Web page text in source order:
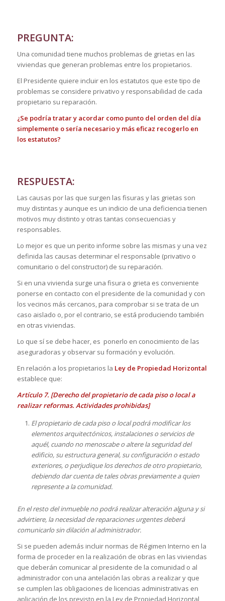
PREGUNTA:
Una comunidad tiene muchos problemas de grietas en las
viviendas que generan problemas entre los propietarios.
El Presidente quiere incluir en los estatutos que este tipo de
problemas se considere privativo y responsabilidad de cada
propietario su reparación.
¿Se podría tratar y acordar como punto del orden del día
simplemente o sería necesario y más eficaz recogerlo en
los estatutos?
RESPUESTA:
Las causas por las que surgen las fisuras y las grietas son
muy distintas y aunque es un indicio de una deficiencia tienen
motivos muy distinto y otras tantas consecuencias y
responsables.
Lo mejor es que un perito informe sobre las mismas y una vez
definida las causas determinar el responsable (privativo o
comunitario o del constructor) de su reparación.
Si en una vivienda surge una fisura o grieta es conveniente
ponerse en contacto con el presidente de la comunidad y con
los vecinos más cercanos, para comprobar si se trata de un
caso aislado o, por el contrario, se está produciendo también
en otras viviendas.
Lo que sí se debe hacer, es ponerlo en conocimiento de las
aseguradoras y observar su formación y evolución.
En relación a los propietarios la Ley de Propiedad Horizontal
establece que:
Artículo 7. [Derecho del propietario de cada piso o local a
realizar reformas. Actividades prohibidas]
El propietario de cada piso o local podrá modificar los
elementos arquitectónicos, instalaciones o servicios de
aquél, cuando no menoscabe o altere la seguridad del
edificio, su estructura general, su configuración o estado
exteriores, o perjudique los derechos de otro propietario,
debiendo dar cuenta de tales obras previamente a quien
represente a la comunidad.
En el resto del inmueble no podrá realizar alteración alguna y si
advirtiere, la necesidad de reparaciones urgentes deberá
comunicarlo sin dilación al administrador.
Si se pueden además incluir normas de Régimen Interno en la
forma de proceder en la realización de obras en las viviendas
que deberán comunicar al presidente de la comunidad o al
administrador con una antelación las obras a realizar y que
se cumplen las obligaciones de licencias administrativas en
aplicación de los previsto en la Ley de Propiedad Horizontal